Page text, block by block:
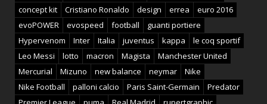
concept kit
Cristiano Ronaldo design errea
euro 2016
evoPOWER
evospeed football
guanti portiere
Hypervenom
Inter Italia juventus kappa
le coq sportif
Leo Messi
lotto macron Magista
Manchester United
Mercurial
Mizuno new balance neymar
Nike
Nike Football
palloni calcio Paris Saint-Germain
Predator